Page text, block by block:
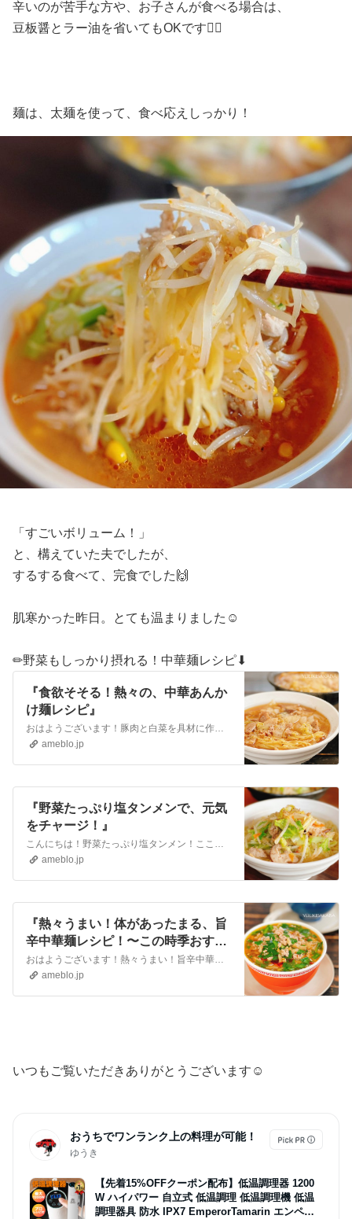
辛いのが苦手な方や、お子さんが食べる場合は、
豆板醤とラー油を省いてもOKです🙆‍♀️
麺は、太麺を使って、食べ応えしっかり！
「すごいボリューム！」
と、構えていた夫でしたが、
するする食べて、完食でした🙌
肌寒かった昨日。とても温まりました☺️
✏︎野菜もしっかり摂れる！中華麺レシピ⬇︎
『食欲そそる！熱々の、中華あんか
け麺レシピ』
おはようございます！豚肉と白菜を具材に作る中華麺レシピ。とろっとろのスープが麺にも具材にもしっかり絡みます。夕食ならば、ぜひ冷たいビールを合わせて欲しい1杯！…
ameblo.jp
『野菜たっぷり塩タンメンで、元気
をチャージ！』
こんにちは！野菜たっぷり塩タンメン！ここ数日は慌ただしく、夫も少しお疲れ気味。ゆっくり食事をする時間もなかったので、今日のお昼は、2人で塩タンメンを食べて、元…
ameblo.jp
『熱々うまい！体があったまる、旨
辛中華麺レシピ！〜この時季おすす
め、あったか中華麺レシピ5選〜』おはようございます！熱々うまい！旨辛中華麺レシピのご紹介です。相性抜群の、ひき肉とニラをたっぷり。少しとろみをつけたスープが、程よく麺に絡みます。味付けメンマ…
ameblo.jp
いつもご覧いただきありがとうございます☺︎
おうちでワンランク上の料理が可能！
ゆうき
【先着15%OFFクーポン配布】低温調理器 1200
W ハイパワー 自立式 低温調理 低温調理機 低温
調理器具 防水 IPX7 EmperorTamarin エンペラ